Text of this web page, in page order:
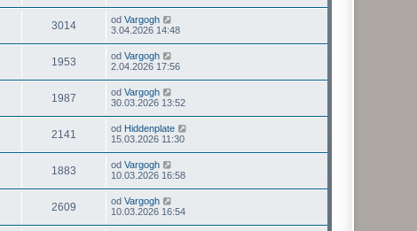
3014 od Vargogh
3.04.2026 14:48
1953 od Vargogh
2.04.2026 17:56
1987 od Vargogh
30.03.2026 13:52
2141 od Hiddenplate
15.03.2026 11:30
1883 od Vargogh
10.03.2026 16:58
2609 od Vargogh
10.03.2026 16:54